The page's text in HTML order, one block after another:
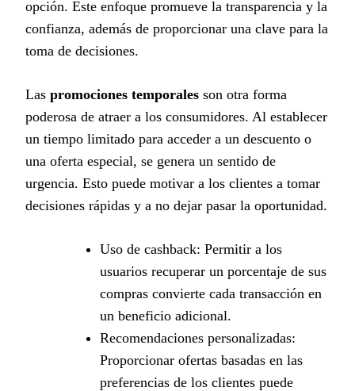
opción. Este enfoque promueve la transparencia y la
confianza, además de proporcionar una clave para la
toma de decisiones.
Las promociones temporales son otra forma
poderosa de atraer a los consumidores. Al establecer
un tiempo limitado para acceder a un descuento o
una oferta especial, se genera un sentido de
urgencia. Esto puede motivar a los clientes a tomar
decisiones rápidas y a no dejar pasar la oportunidad.
Uso de cashback: Permitir a los
usuarios recuperar un porcentaje de sus
compras convierte cada transacción en
un beneficio adicional.
Recomendaciones personalizadas:
Proporcionar ofertas basadas en las
preferencias de los clientes puede